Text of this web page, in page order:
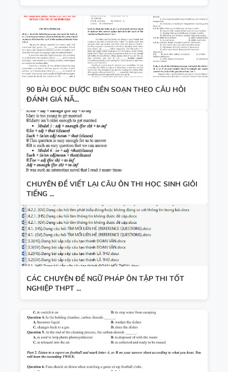
90 BÀI ĐỌC ĐƯỢC BIÊN SOẠN THEO CÂU HỎI
ĐÁNH GIÁ NĂ...
CHUYÊN ĐỀ VIẾT LẠI CÂU ÔN THI HỌC SINH GIỎI
TIẾNG ...
CÁC CHUYÊN ĐỀ NGỮ PHÁP ÔN TẬP THI TỐT
NGHIỆP THPT ...